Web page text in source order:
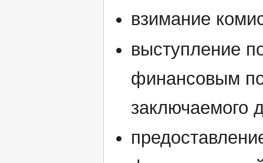
взимание
выступление
финансовым
заключаемого